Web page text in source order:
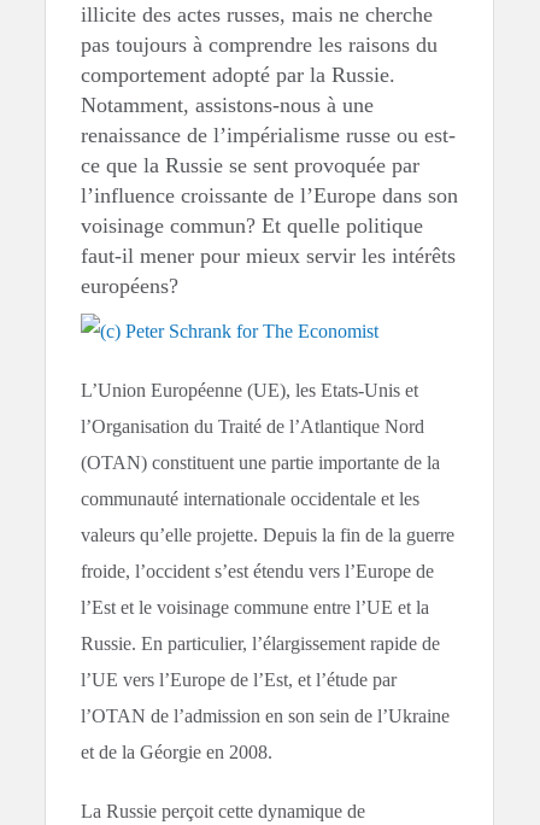
illicite des actes russes, mais ne cherche
pas toujours à comprendre les raisons du
comportement adopté par la Russie.
Notamment, assistons-nous à une
renaissance de l’impérialisme russe ou est-
ce que la Russie se sent provoquée par
l’influence croissante de l’Europe dans son
voisinage commun? Et quelle politique
faut-il mener pour mieux servir les intérêts
européens?
L’Union Européenne (UE), les Etats-Unis et
l’Organisation du Traité de l’Atlantique Nord
(OTAN) constituent une partie importante de la
communauté internationale occidentale et les
valeurs qu’elle projette. Depuis la fin de la guerre
froide, l’occident s’est étendu vers l’Europe de
l’Est et le voisinage commune entre l’UE et la
Russie. En particulier, l’élargissement rapide de
l’UE vers l’Europe de l’Est, et l’étude par
l’OTAN de l’admission en son sein de l’Ukraine
et de la Géorgie en 2008.
La Russie perçoit cette dynamique de